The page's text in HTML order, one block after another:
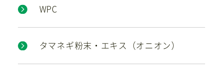
WPC
タマネギ粉末・エキス（オニオン）